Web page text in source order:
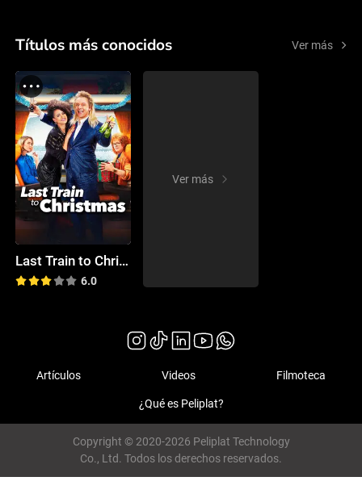
Títulos más conocidos Ver más
Last Train to Christmas
6.0
Ver más
Artículos Videos Filmoteca
¿Qué es Peliplat?
Copyright © 2020-2026 Peliplat Technology
Co., Ltd. Todos los derechos reservados.